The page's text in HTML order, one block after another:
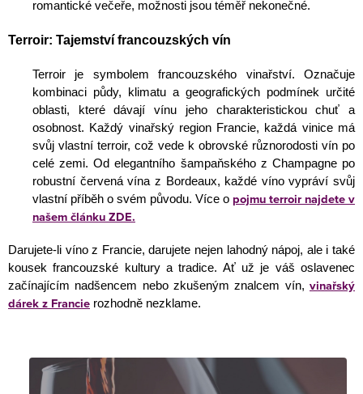
romantické večeře, možnosti jsou téměř nekonečné.
Terroir: Tajemství francouzských vín
Terroir je symbolem francouzského vinařství. Označuje
kombinaci půdy, klimatu a geografických podmínek určité
oblasti, které dávají vínu jeho charakteristickou chuť a
osobnost. Každý vinařský region Francie, každá vinice má
svůj vlastní terroir, což vede k obrovské různorodosti vín po
celé zemi. Od elegantního šampaňského z Champagne po
robustní červená vína z Bordeaux, každé víno vypráví svůj
vlastní příběh o svém původu. Více o pojmu terroir najdete v
našem článku ZDE.
Darujete-li víno z Francie, darujete nejen lahodný nápoj, ale i také
kousek francouzské kultury a tradice. Ať už je váš oslavenec
začínajícím nadšencem nebo zkušeným znalcem vín, vinařský
dárek z Francie rozhodně nezklame.